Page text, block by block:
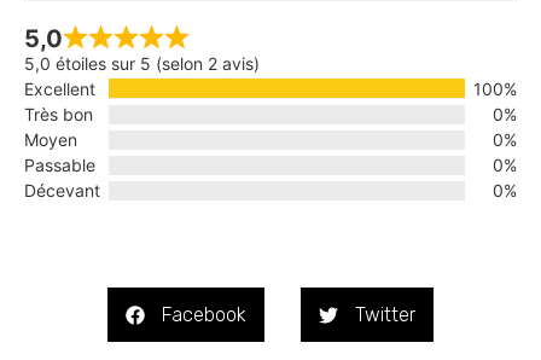
5,0
5,0 étoiles sur 5 (selon 2 avis)
Excellent
100%
Très bon
0%
Moyen
0%
Passable
0%
Décevant
0%
Facebook Twitter